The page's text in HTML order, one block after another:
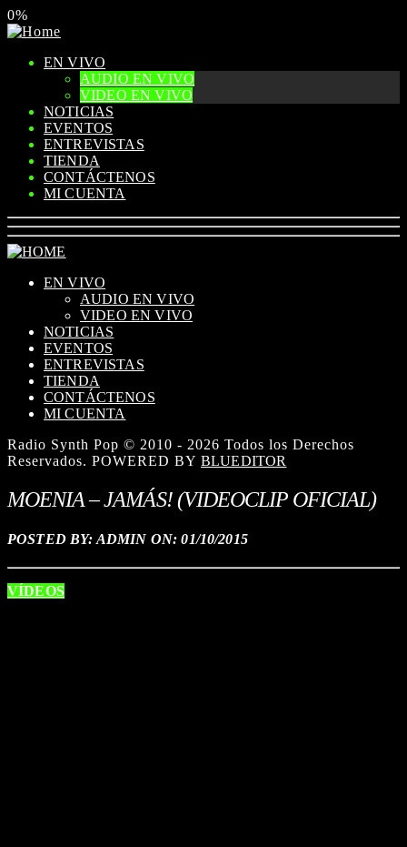
0%
EN VIVO
AUDIO EN VIVO
VIDEO EN VIVO
NOTICIAS
EVENTOS
ENTREVISTAS
TIENDA
CONTÁCTENOS
MI CUENTA
EN VIVO
AUDIO EN VIVO
VIDEO EN VIVO
NOTICIAS
EVENTOS
ENTREVISTAS
TIENDA
CONTÁCTENOS
MI CUENTA
Radio Synth Pop © 2010 - 2026 Todos los Derechos
Reservados. POWERED BY BLUEDITOR
MOENIA – JAMÁS! (VIDEOCLIP OFICIAL)
POSTED BY: ADMIN ON:01/10/2015
VÍDEOS